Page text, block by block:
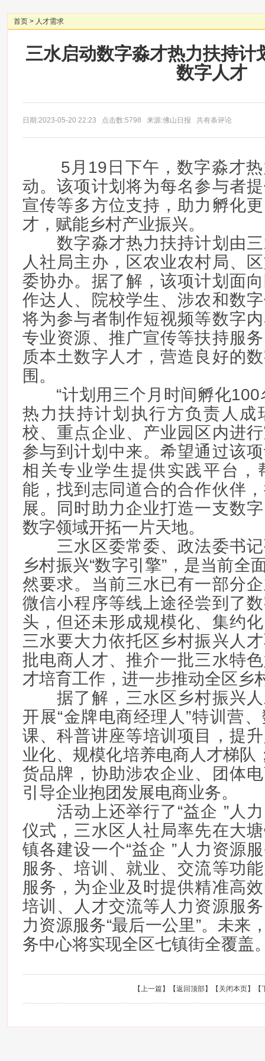
首页 > 人才需求
三水启动数字淼才热力扶持计
数字人才
日期:2023-05-20 22:23 点击数:5798 来源:佛山日报 共有条评论
5月19日下午，数字淼才热
动。该项计划将为每名参与者
宣传等多方位支持，助力孵化
才，赋能乡村产业振兴。
数字淼才热力扶持计划由三
人社局主办，区农业农村局、
委协办。据了解，该项计划面
作达人、院校学生、涉农和数
将为参与者制作短视频等数字
专业资源、推广宣传等扶持服
质本土数字人才，营造良好的
围。
“计划用三个月时间孵化100
热力扶持计划执行方负责人成
校、重点企业、产业园区内进
参与到计划中来。希望通过该
相关专业学生提供实践平台，
能，找到志同道合的合作伙伴
展。同时助力企业打造一支数
数字领域开拓一片天地。
三水区委常委、政法委书记
乡村振兴“数字引擎”，是当前全
然要求。当前三水已有一部分
微信小程序等线上途径尝到了
头，但还未形成规模化、集约
三水要大力依托区乡村振兴人
批电商人才、推介一批三水特
才培育工作，进一步推动全区乡
据了解，三水区乡村振兴人
开展“金牌电商经理人”特训营
课、科普讲座等培训项目，提
业化、规模化培养电商人才梯队
货品牌，协助涉农企业、团体
引导企业抱团发展电商业务。
活动上还举行了“益企 ”人力
仪式，三水区人社局率先在大
镇各建设一个“益企 ”人力资源
服务、培训、就业、交流等功
服务，为企业及时提供精准高
培训、人才交流等人力资源服
力资源服务“最后一公里”。未来
务中心将实现全区七镇街全覆盖
【上一篇】【返回顶部】【 关闭本页】【